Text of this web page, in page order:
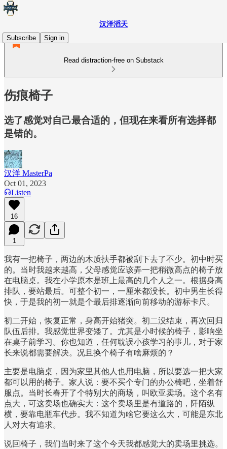
汉洋滔天
Subscribe
Sign in
Read distraction-free on Substack
伤痕椅子
选了感觉对自己最合适的，但现在来看所有选择都
是错的。
汉洋 MasterPa
Oct 01, 2023
Listen
16
1
我有一把椅子，两边的木质扶手都被刮下去了不少。初中时买
的。当时我越来越高，父母感觉应该弄一把稍微高点的椅子放
在电脑桌。我在小学原本是班上最高的几个人之一。根据身高
排队，要站最后。可整个初一，一厘米都没长。初中男生长得
快，于是我的初一就是个最后排逐渐向前移动的游标卡尺。
初二开始，恢复正常，身高开始猪突。初二没结束，再次回归
队伍后排。我感觉世界变矮了。尤其是小时候的椅子，影响坐
在桌子前学习。你也知道，任何耽误小孩学习的事儿，对于家
长来说都需要解决。况且换个椅子有啥麻烦的？
主要是电脑桌，因为家里其他人也用电脑，所以要选一把大家
都可以用的椅子。家人说：要不买个专门的办公椅吧，坐着舒
服点。当时长春开了个特别大的商场，叫欧亚卖场。这个名有
点大，可这卖场也确实大：这个卖场里是有道路的，阡陌纵
横，要靠电瓶车代步。我不知道为啥它要这么大，可能是东北
人对大有追求。
说回椅子，我们当时来了这个今天我都感觉大的卖场里挑选。